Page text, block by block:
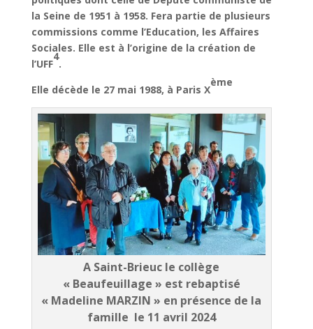
la Seine de 1951 à 1958. Fera partie de plusieurs
commissions comme l’Education, les Affaires
Sociales. Elle est à l’origine de la création de
l’UFF
4
.
Elle décède le 27 mai 1988, à Paris X
ème
A Saint-Brieuc le collège
« Beaufeuillage » est rebaptisé
« Madeline MARZIN » en présence de la
famille le 11 avril 2024